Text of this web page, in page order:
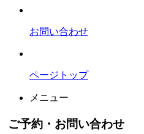
お問い合わせ
ページトップ
メニュー
ご予約・お問い合わせ